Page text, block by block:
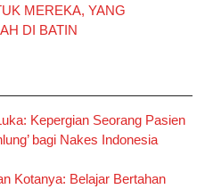
MEREKA, YANG
DI BATIN
Kepergian Seorang Pasien
bagi Nakes Indonesia
Kotanya: Belajar Bertahan